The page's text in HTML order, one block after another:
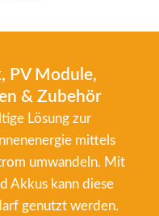
PV Module,
& Zubehör
Lösung zur
mittels
umwandeln. Mit
Akkus kann diese
genutzt werden.